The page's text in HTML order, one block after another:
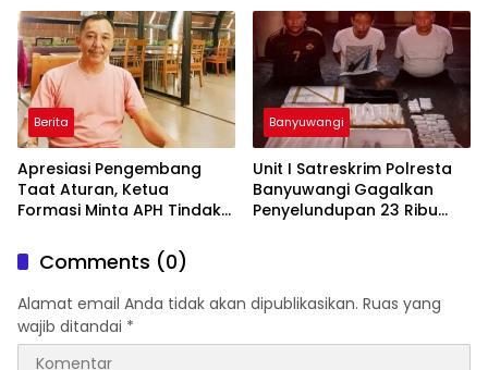
Macan Blambangan
Nasional
Berita
Apresiasi Pengembang
Taat Aturan, Ketua
Formasi Minta APH Tindak
Pertanyakan Perizinan di
Gambor
Banyuwangi
Unit I Satreskrim Polresta
Banyuwangi Gagalkan
Penyelundupan 23 Ribu
Comments (0)
Alamat email Anda tidak akan dipublikasikan. Ruas yang
wajib ditandai *